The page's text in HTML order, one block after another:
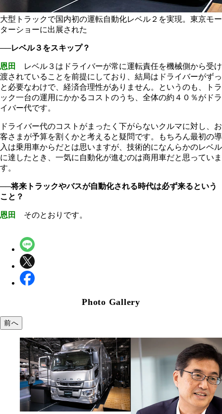
大型トラックで国内初の運転自動化レベル２を実現。東京モー
ターショーに出展された
──レベル３をスキップ？
恩田
レベル３はドライバーが常に運転責任を機械側から受け
渡されていることを前提にしており、結局はドライバーがずっ
と必要なわけで、経済合理性がありません。というのも、トラ
ック一台の運用にかかるコストのうち、全体の約４０％がドラ
イバー代です。
ドライバー代のコストがまったく下がらないクルマに対し、お
客さまが予算を割くかと考えると疑問です。もちろん最初の導
入は乗用車からだとは思いますが、技術的になんらかのレベル
に達したとき、一気に自動化が進むのは商用車だと思っていま
す。
──将来トラックやバスが自動化される時代は必ず来るという
こと？
恩田 そのとおりです。
Photo Gallery
前へ